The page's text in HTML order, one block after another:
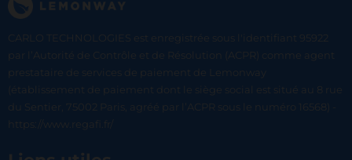
CARLO TECHNOLOGIES est enregistrée sous l'identifiant 95922
par l’Autorité de Contrôle et de Résolution (ACPR) comme agent
prestataire de services de paiement de Lemonway
(établissement de paiement dont le siège social est situé au 8 rue
du Sentier, 75002 Paris, agréé par l’ACPR sous le numéro 16568) -
https://www.regafi.fr/